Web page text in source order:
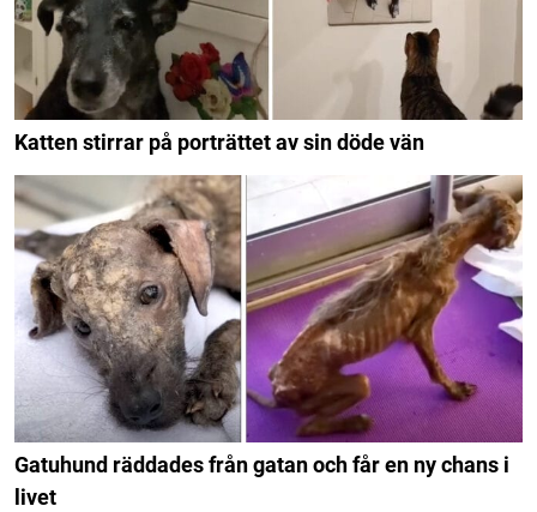
Katten stirrar på porträttet av sin döde vän
Gatuhund räddades från gatan och får en ny chans i
livet